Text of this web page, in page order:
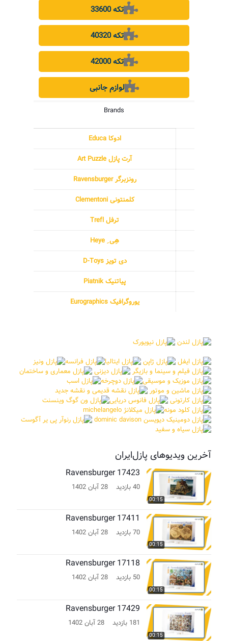
33600 تکه
40320 تکه
42000 تکه
لوازم جانبی
Brands
ادوکا Educa
آرت پازل Art Puzzle
رونزبرگر Ravensburger
کلمنتونی Clementoni
ترفل Trefl
هِی ِ Heye
دی تویز D-Toys
پیاتنیک Piatnik
یوروگرافیک Eurographics
آخرین ویدیوهای پازل‌ایران
00:15
Ravensburger 17423
40 بازدید 28 آبان 1402
00:15
Ravensburger 17411
70 بازدید 28 آبان 1402
00:15
Ravensburger 17118
50 بازدید 28 آبان 1402
00:15
Ravensburger 17429
181 بازدید 28 آبان 1402